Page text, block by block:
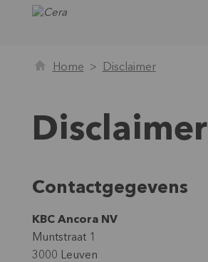
Home Disclaimer
Disclaimer
Contactgegevens
KBC Ancora NV
Muntstraat 1
3000 Leuven